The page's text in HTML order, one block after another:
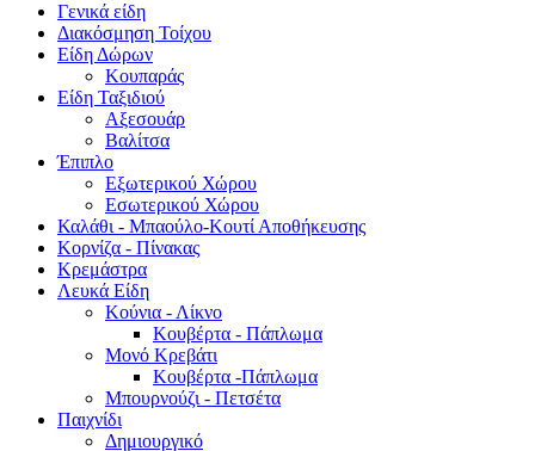
Γενικά είδη
Διακόσμηση Τοίχου
Είδη Δώρων
Κουπαράς
Είδη Ταξιδιού
Αξεσουάρ
Βαλίτσα
Έπιπλο
Εξωτερικού Χώρου
Εσωτερικού Χώρου
Καλάθι - Μπαούλο-Κουτί Αποθήκευσης
Κορνίζα - Πίνακας
Κρεμάστρα
Λευκά Είδη
Κούνια - Λίκνο
Κουβέρτα - Πάπλωμα
Μονό Κρεβάτι
Κουβέρτα -Πάπλωμα
Μπουρνούζι - Πετσέτα
Παιχνίδι
Δημιουργικό